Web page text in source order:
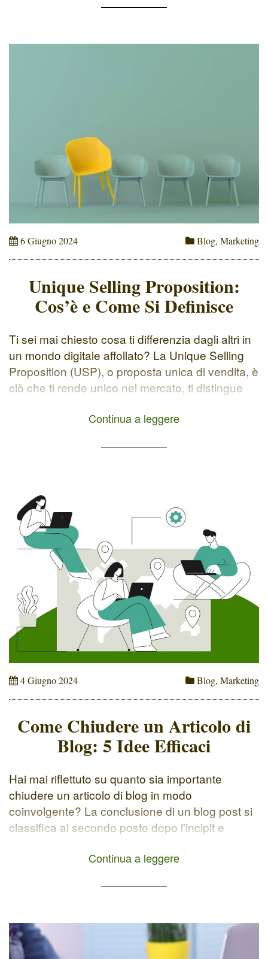
Come Evitare Errori […]
6 Giugno 2024 Blog, Marketing
Unique Selling Proposition:
Cos’è e Come Si Definisce
Ti sei mai chiesto cosa ti differenzia dagli altri in
un mondo digitale affollato? La Unique Selling
Proposition (USP), o proposta unica di vendita, è
ciò che ti rende unico nel mercato, ti distingue
pubblico di riferimento. Perché è Importante
Continua a leggere
4 Giugno 2024 Blog, Marketing
Come Chiudere un Articolo di
Blog: 5 Idee Efficaci
Hai mai riflettuto su quanto sia importante
chiudere un articolo di blog in modo
coinvolgente? La conclusione di un blog post si
classifica al secondo posto dopo l'incipit e
all'azione; promuovere altri tuoi canali di
Spesso si tende a terminare un articolo in modo
Continua a leggere